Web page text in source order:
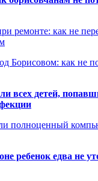
ремонте: как не
Борисовом: как не
всех детей,
полноценный
ребенок едва не